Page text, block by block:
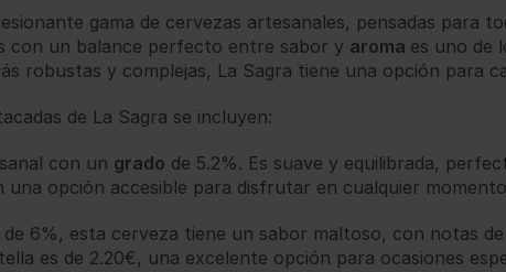
gama de cervezas artesanales, pensadas
con un balance perfecto entre sabor y aroma es uno de
robustas y complejas, La Sagra tiene una opción para
de La Sagra se incluyen:
con un grado de 5.2%. Es suave y equilibrada,
opción accesible para disfrutar en cualquier
de 6%, esta cerveza tiene un sabor maltoso, con notas
es de 2.20€, una excelente opción para ocasiones